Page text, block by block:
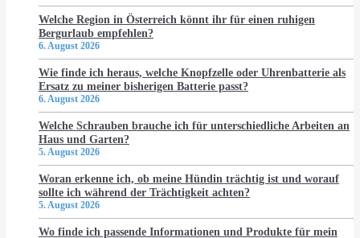
Welche Region in Österreich könnt ihr für einen ruhigen
Bergurlaub empfehlen?
6. August 2026
Wie finde ich heraus, welche Knopfzelle oder Uhrenbatterie als
Ersatz zu meiner bisherigen Batterie passt?
6. August 2026
Welche Schrauben brauche ich für unterschiedliche Arbeiten an
Haus und Garten?
5. August 2026
Woran erkenne ich, ob meine Hündin trächtig ist und worauf
sollte ich während der Trächtigkeit achten?
5. August 2026
Wo finde ich passende Informationen und Produkte für mein